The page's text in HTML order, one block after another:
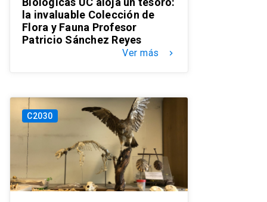
la invaluable Colección de
Flora y Fauna Profesor
Patricio Sánchez Reyes
Ver más keyboard_arrow_right
C2030